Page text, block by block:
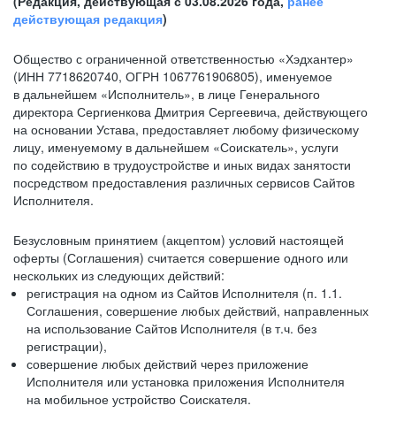
действующая редакция)
Общество с ограниченной ответственностью «Хэдхантер»
(ИНН 7718620740, ОГРН 1067761906805), именуемое
в дальнейшем «Исполнитель», в лице Генерального
директора Сергиенкова Дмитрия Сергеевича, действующего
на основании Устава, предоставляет любому физическому
лицу, именуемому в дальнейшем «Соискатель», услуги
по содействию в трудоустройстве и иных видах занятости
посредством предоставления различных сервисов Сайтов
Исполнителя.
Безусловным принятием (акцептом) условий настоящей
оферты (Соглашения) считается совершение одного или
нескольких из следующих действий:
регистрация на одном из Сайтов Исполнителя (п. 1.1.
Соглашения, совершение любых действий, направленных
на использование Сайтов Исполнителя (в т.ч. без
регистрации),
совершение любых действий через приложение
Исполнителя или установка приложения Исполнителя
на мобильное устройство Соискателя.